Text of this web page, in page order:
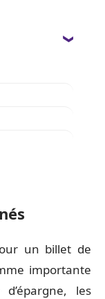
un billet de
importante
les